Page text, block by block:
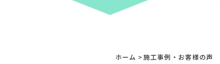
ホーム >施工事例・お客様の声